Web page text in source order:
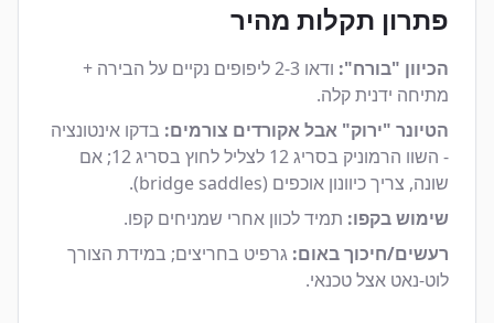
פתרון תקלות מהיר
הכיוון "בורח":
ודאו 2-3 ליפופים נקיים על הבירה +
מתיחה ידנית קלה.
הטיונר "ירוק" אבל אקורדים צורמים: בדקו אינטונציה
- השוו הרמוניק בסריג 12 לצליל לחוץ בסריג 12; אם
שונה, צריך כיוונון אוכפים (bridge saddles).
שימוש בקפו: תמיד לכוון אחרי שמניחים קפו.
רעשים/חיכוך באום: גרפיט בחריצים; במידת הצורך
לוט-נאט אצל טכנאי.